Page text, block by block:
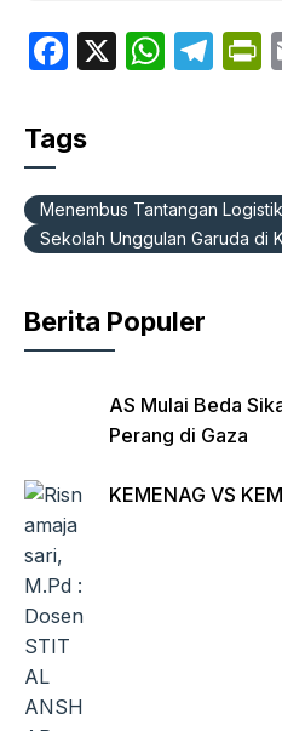
F
c
e
b
o
k
X
W
A
p
T
a
m n
Tags
Menembus Tantangan Logistik
Sekolah Unggulan Garuda di
Berita Populer
AS Mulai Beda
Perang di Gaza
KEMENAG VS